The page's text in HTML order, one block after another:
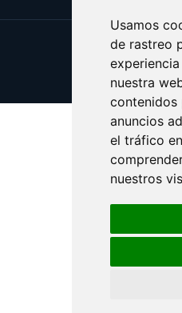
Usamos
de rastreo
nuestra
contenidos
anuncios
el tráfico
nuestros
Update
Copyright ©